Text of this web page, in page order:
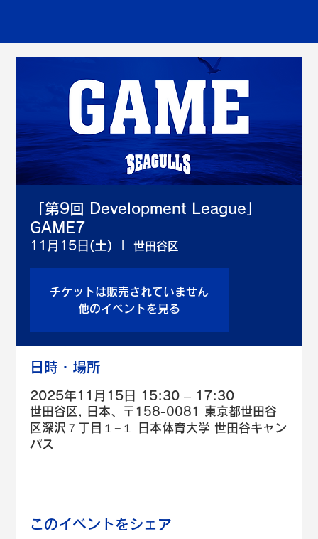
「第9回 Development League」
GAME7
11月15日(土)
  |
世田谷区
チケットは販売されていません
他のイベントを見る
日時・場所
2025年11月15日 15:30 – 17:30
世田谷区, 日本、〒158-0081 東京都世田谷
区深沢７丁目１−１ 日本体育大学 世田谷キャン
パス
このイベントをシェア